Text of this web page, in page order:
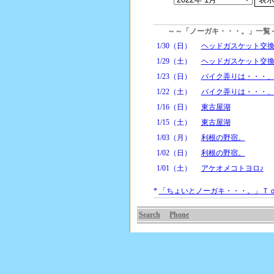
～～「ノーガキ・・・。」一覧
1/30（日）
ヘッドガスケット交換
1/29（土）
ヘッドガスケット交換
1/23（日）
バイク弄りは・・・、
1/22（土）
バイク弄りは・・・、
1/16（日）
東古屋湖
1/15（土）
東古屋湖
1/03（月）
利根の野宿。
1/02（日）
利根の野宿。
1/01（土）
アケオメコトヨロ♪
* 「ちょいとノーガキ・・・。」Ｔ
Search Phone